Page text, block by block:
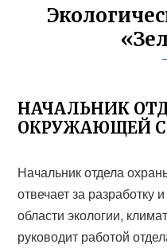
НАЧАЛЬНИК
ОКРУЖАЮЩЕЙ
Начальник отдела
отвечает за разработку
области экологии,
руководит работой